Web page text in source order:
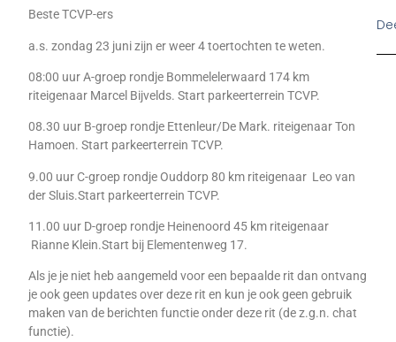
Beste TCVP-ers
a.s. zondag 23 juni zijn er weer 4 toertochten te weten.
08:00 uur A-groep rondje Bommelelerwaard 174 km
riteigenaar Marcel Bijvelds. Start parkeerterrein TCVP.
08.30 uur B-groep rondje Ettenleur/De Mark. riteigenaar Ton
Hamoen. Start parkeerterrein TCVP.
9.00 uur C-groep rondje Ouddorp 80 km riteigenaar Leo van
der Sluis.Start parkeerterrein TCVP.
11.00 uur D-groep rondje Heinenoord 45 km riteigenaar
Rianne Klein.Start bij Elementenweg 17.
Als je je niet heb aangemeld voor een bepaalde rit dan ontvang
je ook geen updates over deze rit en kun je ook geen gebruik
maken van de berichten functie onder deze rit (de z.g.n. chat
functie).